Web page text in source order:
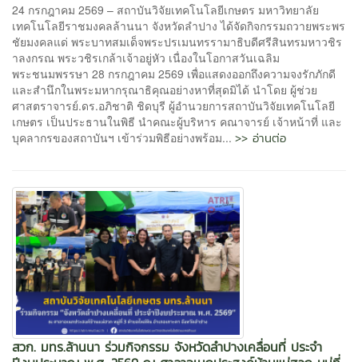
24 กรกฎาคม 2569 – สถาบันวิจัยเทคโนโลยีเกษตร มหาวิทยาลัย
เทคโนโลยีราชมงคลล้านนา จังหวัดลำปาง ได้จัดกิจกรรมถวายพระพร
ชัยมงคลแด่ พระบาทสมเด็จพระปรเมนทรรามาธิบดีศรีสินทรมหาวชิร
าลงกรณ พระวชิรเกล้าเจ้าอยู่หัว เนื่องในโอกาสวันเฉลิม
พระชนมพรรษา 28 กรกฎาคม 2569 เพื่อแสดงออกถึงความจงรักภักดี
และสำนึกในพระมหากรุณาธิคุณอย่างหาที่สุดมิได้ นำโดย ผู้ช่วย
ศาสตราจารย์.ดร.อภิชาติ ชิดบุรี ผู้อำนวยการสถาบันวิจัยเทคโนโลยี
เกษตร เป็นประธานในพิธี นำคณะผู้บริหาร คณาจารย์ เจ้าหน้าที่ และ
บุคลากรของสถาบันฯ เข้าร่วมพิธีอย่างพร้อม... >> อ่านต่อ
สวก. มทร.ล้านนา ร่วมกิจกรรม จังหวัดลำปางเคลื่อนที่ ประจำ